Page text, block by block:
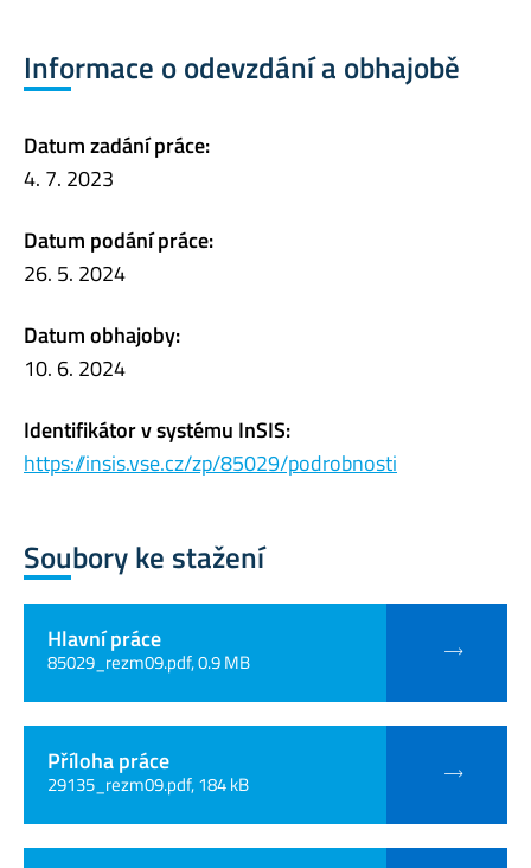
Informace o odevzdání a obhajobě
Datum zadání práce:
4. 7. 2023
Datum podání práce:
26. 5. 2024
Datum obhajoby:
10. 6. 2024
Identifikátor v systému InSIS:
https://insis.vse.cz/zp/85029/podrobnosti
Soubory ke stažení
Hlavní práce
85029_rezm09.pdf, 0.9 MB
Příloha práce
29135_rezm09.pdf, 184 kB